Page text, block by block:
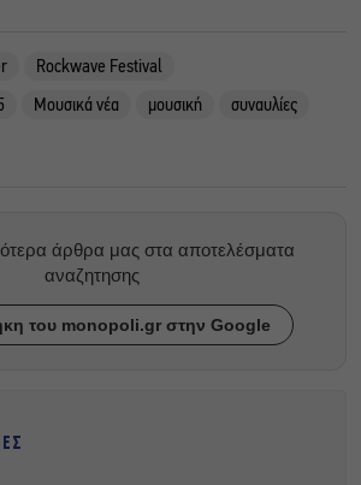
Rockwave Festival
Μουσικά νέα μουσική συναυλίες
άρθρα μας στα αποτελέσματα
αναζητησης
του monopoli.gr στην Google